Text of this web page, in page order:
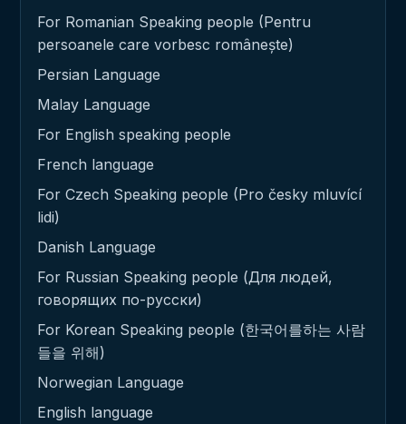
For Romanian Speaking people (Pentru
persoanele care vorbesc românește)
Persian Language
Malay Language
For English speaking people
French language
For Czech Speaking people (Pro česky mluvící
lidi)
Danish Language
For Russian Speaking people (Для людей,
говорящих по-русски)
For Korean Speaking people (한국어를하는 사람
들을 위해)
Norwegian Language
English language